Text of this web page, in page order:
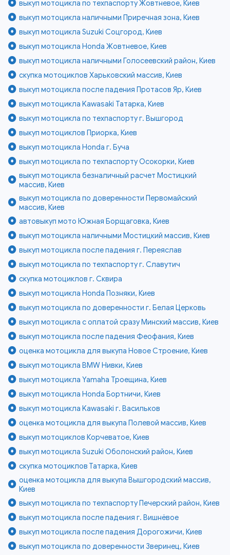
выкуп мотоцикла по техпаспорту Жовтневое, Киев
выкуп мотоцикла наличными Приречная зона, Киев
выкуп мотоцикла Suzuki Соцгород, Киев
выкуп мотоцикла Honda Жовтневое, Киев
выкуп мотоцикла наличными Голосеевский район, Киев
скупка мотоциклов Харьковский массив, Киев
выкуп мотоцикла после падения Протасов Яр, Киев
выкуп мотоцикла Kawasaki Татарка, Киев
выкуп мотоцикла по техпаспорту г. Вышгород
выкуп мотоциклов Приорка, Киев
выкуп мотоцикла Honda г. Буча
выкуп мотоцикла по техпаспорту Осокорки, Киев
выкуп мотоцикла безналичный расчет Мостицкий
массив, Киев
выкуп мотоцикла по доверенности Первомайский
массив, Киев
автовыкуп мото Южная Борщаговка, Киев
выкуп мотоцикла наличными Мостицкий массив, Киев
выкуп мотоцикла после падения г. Переяслав
выкуп мотоцикла по техпаспорту г. Славутич
скупка мотоциклов г. Сквира
выкуп мотоцикла Honda Позняки, Киев
выкуп мотоцикла по доверенности г. Белая Церковь
выкуп мотоцикла с оплатой сразу Минский массив, Киев
выкуп мотоцикла после падения Феофания, Киев
оценка мотоцикла для выкупа Новое Строение, Киев
выкуп мотоцикла BMW Нивки, Киев
выкуп мотоцикла Yamaha Троещина, Киев
выкуп мотоцикла Honda Бортничи, Киев
выкуп мотоцикла Kawasaki г. Васильков
оценка мотоцикла для выкупа Полевой массив, Киев
выкуп мотоциклов Корчеватое, Киев
выкуп мотоцикла Suzuki Оболонский район, Киев
скупка мотоциклов Татарка, Киев
оценка мотоцикла для выкупа Вышгородский массив,
Киев
выкуп мотоцикла по техпаспорту Печерский район, Киев
выкуп мотоцикла после падения г. Вишнёвое
выкуп мотоцикла после падения Дорогожичи, Киев
выкуп мотоцикла по доверенности Зверинец, Киев